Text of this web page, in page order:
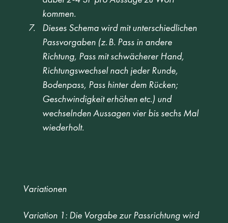
kommen.
Dieses Schema wird mit unterschiedlichen
Passvorgaben (z. B. Pass in andere
Richtung, Pass mit schwächerer Hand,
Richtungswechsel nach jeder Runde,
Bodenpass, Pass hinter dem Rücken;
Geschwindigkeit erhöhen etc.) und
wechselnden Aussagen vier bis sechs Mal
wiederholt.
Variationen
Variation 1: Die Vorgabe zur Passrichtung wird